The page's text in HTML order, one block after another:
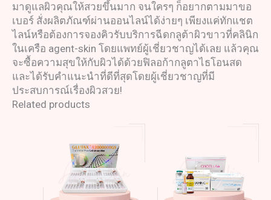
มาดูแลผิวคุณให้สวยขึ้นมาก จนใครๆ ก็อยากตามมาขอ
เบอร์ สั่งผลิตภัณฑ์ผ่านออนไลน์ได้ง่ายๆ เพียงแค่ทักแชต
ไลน์หรือต้องการจองคิวรับบริการฉีดกลูต้าผิวขาวที่คลินิก
ในเครือ agent-skin โดยแพทย์ผู้เชี่ยวชาญได้เลย แล้วคุณ
จะซื้อความสุขให้กับผิวได้ด้วยฟิลอก้ากลูตาไธโอนสด
และได้รับคำแนะนำที่ดีที่สุดโดยผู้เชี่ยวชาญที่มี
ประสบการณ์เรื่องผิวสวย!
Related products